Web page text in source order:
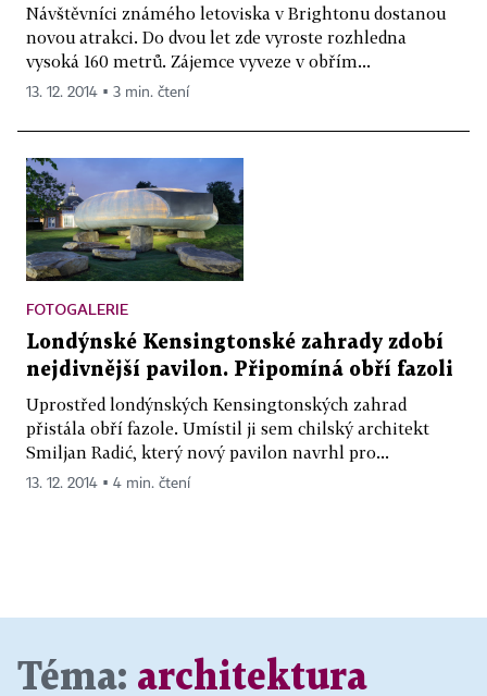
Návštěvníci známého letoviska v Brightonu dostanou
novou atrakci. Do dvou let zde vyroste rozhledna
vysoká 160 metrů. Zájemce vyveze v obřím...
13. 12. 2014 ▪ 3 min. čtení
FOTOGALERIE
Londýnské Kensingtonské zahrady zdobí
nejdivnější pavilon. Připomíná obří fazoli
Uprostřed londýnských Kensingtonských zahrad
přistála obří fazole. Umístil ji sem chilský architekt
Smiljan Radić, který nový pavilon navrhl pro...
13. 12. 2014 ▪ 4 min. čtení
Téma: architektura